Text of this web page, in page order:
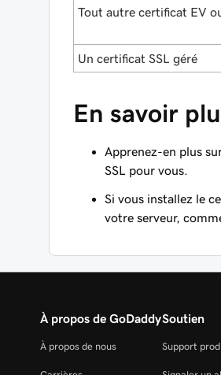
Tout autre certificat EV
Un certificat SSL géré
En savoir
Apprenez-en plus
SSL pour vous.
Si vous installez le
votre serveur,
À propos de GoDaddy
À propos de nous
Soutien
Support